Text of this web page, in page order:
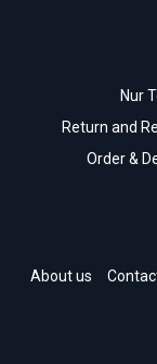
Nur
Return and
Order &
About us